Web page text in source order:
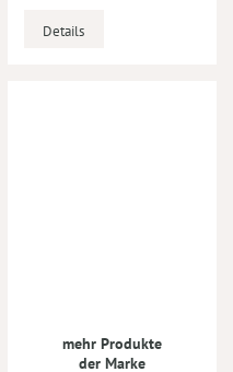
Details
mehr Produkte
der Marke